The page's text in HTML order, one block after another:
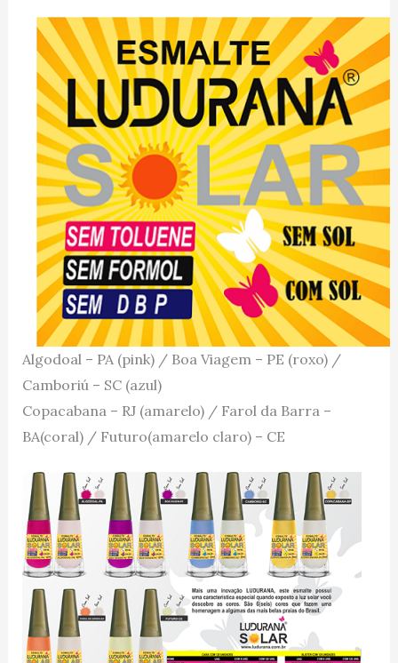
Algodoal – PA (pink) / Boa Viagem – PE (roxo) /
Camboriú – SC (azul)
Copacabana – RJ (amarelo) / Farol da Barra –
BA(coral) / Futuro(amarelo claro) – CE